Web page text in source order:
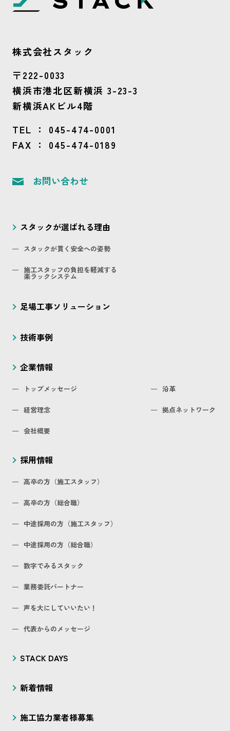
株式会社スタック
〒222-0033
横浜市港北区新横浜 3-23-3
新横浜AKビル4階
TEL ： 045-474-0001
FAX ： 045-474-0189
お問い合わせ
スタックが選ばれる理由
スタックが貫く安全への姿勢
施工スタッフの負担を軽減する
楽ラックシステム
足場工事ソリューション
技術事例
企業情報
トップメッセージ
経営理念
会社概要
沿革
拠点ネットワーク
採用情報
高卒の方（施工スタッフ）
高卒の方（総合職）
中途採用の方（施工スタッフ）
中途採用の方（総合職）
業務委託パートナー
代表からのメッセージ
数字でみるスタック
声を大にしていいたい！
STACK DAYS
新着情報
施工協力業者様募集